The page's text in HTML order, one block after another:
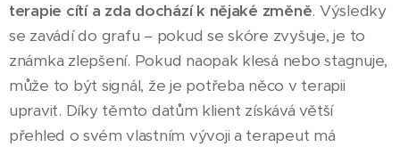
terapie cítí a zda dochází k nějaké změně. Výsledky
se zavádí do grafu – pokud se skóre zvyšuje, je to
známka zlepšení. Pokud naopak klesá nebo stagnuje,
může to být signál, že je potřeba něco v terapii
upravit. Díky těmto datům klient získává větší
přehled o svém vlastním vývoji a terapeut má